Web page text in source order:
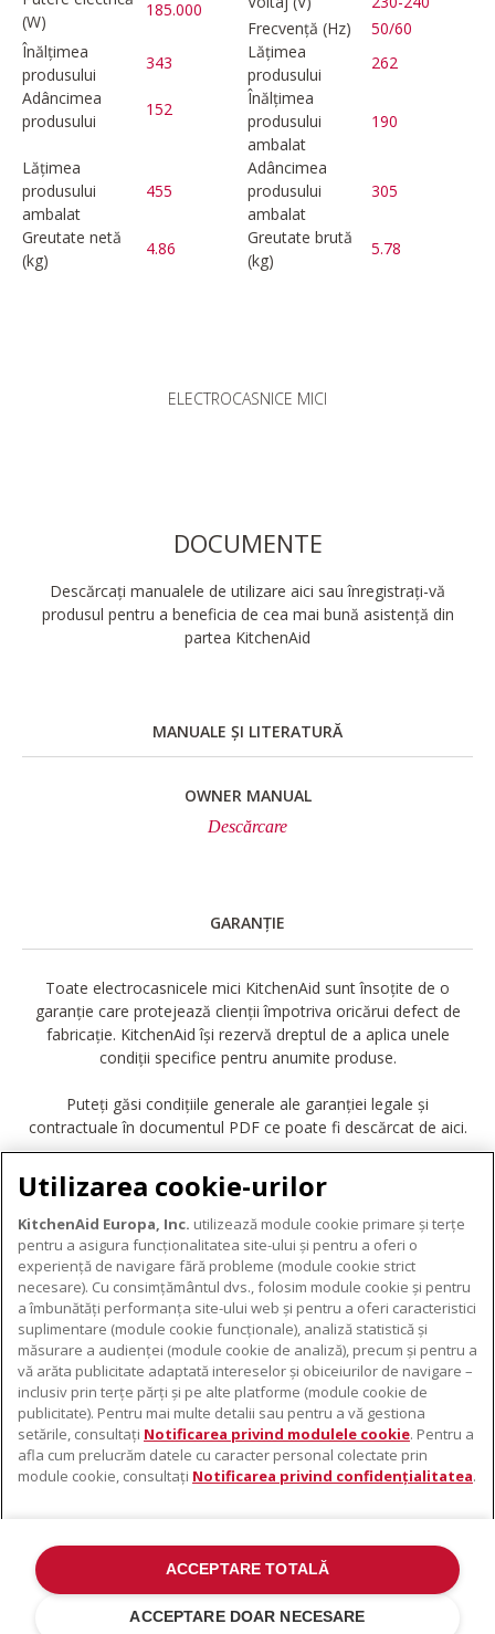
(W)
185.000
Frecvență (Hz)
50/60
Înălțimea
produsului
343
Lățimea
produsului
262
Adâncimea
produsului
152
Înălțimea
produsului
ambalat
190
Lățimea
produsului
ambalat
455
Adâncimea
produsului
ambalat
305
Greutate netă
(kg)
4.86
Greutate brută
(kg)
5.78
ELECTROCASNICE MICI
DOCUMENTE
Descărcați manualele de utilizare aici sau înregistrați-vă
produsul pentru a beneficia de cea mai bună asistență din
partea KitchenAid
MANUALE ȘI LITERATURĂ
OWNER MANUAL
Descărcare
GARANȚIE
Toate electrocasnicele mici KitchenAid sunt însoțite de o
garanție care protejează clienții împotriva oricărui defect de
fabricație. KitchenAid își rezervă dreptul de a aplica unele
condiții specifice pentru anumite produse.
Puteți găsi condițiile generale ale garanției legale și
contractuale în documentul PDF ce poate fi descărcat de aici.
DESCĂRCARE GARANȚIE
DESPRE KITCHENAID
Despre KitchenAid
Istoria mărcii
ODR
PRODUSELE NOASTRE
Electrocasnice mici
Accesorii pentru produse
SUPORT
De unde cumpărați
Localizator centre de service
Contacte
©2022 Toate drepturile rezervate. KitchenAid și designul mixerului cu
suport sunt mărci înregistrate în SUA. și în altă parte .
Utilizarea cookie-urilor
KitchenAid Europa, Inc. utilizează module cookie primare și terțe
pentru a asigura funcționalitatea site-ului și pentru a oferi o
experiență de navigare fără probleme (module cookie strict
necesare). Cu consimțământul dvs., folosim module cookie și pentru
a îmbunătăți performanța site-ului web și pentru a oferi caracteristici
suplimentare (module cookie funcționale), analiză statistică și
măsurare a audienței (module cookie de analiză), precum și pentru a
vă arăta publicitate adaptată intereselor și obiceiurilor de navigare –
inclusiv prin terțe părți și pe alte platforme (module cookie de
publicitate). Pentru mai multe detalii sau pentru a vă gestiona
setările, consultați Notificarea privind modulele cookie. Pentru a
afla cum prelucrăm datele cu caracter personal colectate prin
module cookie, consultați Notificarea privind confidențialitatea.
ACCEPTARE DOAR NECESARE
ACCEPTARE TOTALĂ